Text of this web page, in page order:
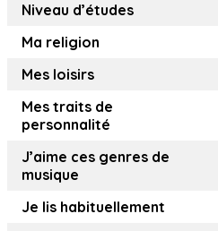
Niveau d’études
Ma religion
Mes loisirs
Mes traits de
personnalité
J’aime ces genres de
musique
Je lis habituellement